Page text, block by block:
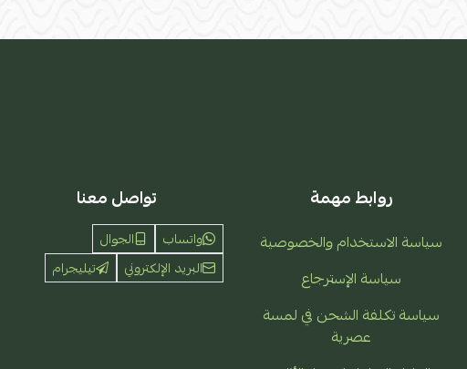
روابط مهمة
سياسة الاستخدام والخصوصية
سياسة الإسترجاع
سياسة تكلفة الشحن في لمسة
عصرية
تواصل معنا
واتساب
الجوال
البريد الإلكتروني
تيليجرام